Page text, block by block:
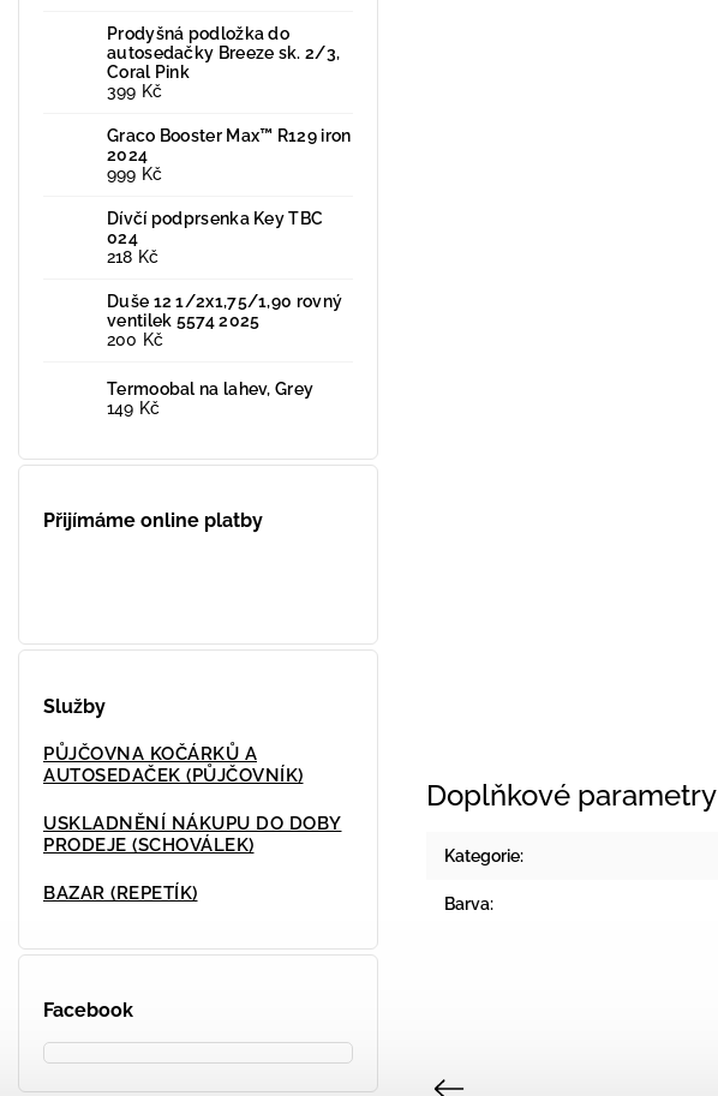
Prodyšná podložka do
autosedačky Breeze sk. 2/3,
Coral Pink
399 Kč
Graco Booster Max™ R129 iron
2024
999 Kč
Dívčí podprsenka Key TBC
024
218 Kč
Duše 12 1/2x1,75/1,90 rovný
ventilek 5574 2025
200 Kč
Termoobal na lahev, Grey
149 Kč
Přijímáme online platby
Služby
PŮJČOVNA KOČÁRKŮ A
AUTOSEDAČEK (PŮJČOVNÍK)
USKLADNĚNÍ NÁKUPU DO DOBY
PRODEJE (SCHOVÁLEK)
BAZAR (REPETÍK)
Facebook
Doplňkové parametry
Kategorie:
Barva:
Previous